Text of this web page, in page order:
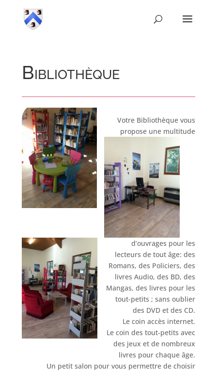
Bibliothèque
Votre Bibliothèque vous
propose une multitude
d’ouvrages pour les
lecteurs de tout âge: des
Romans, des Policiers, des
livres Audio, des BD, des
Mangas, des livres pour les
tout-petits ; sans oublier
des DVD et des CD.
Le coin accès internet.
Le coin des tout-petits avec
des jeux et de nombreux
livres pour chaque âge.
Un petit salon pour vous permettre de choisir